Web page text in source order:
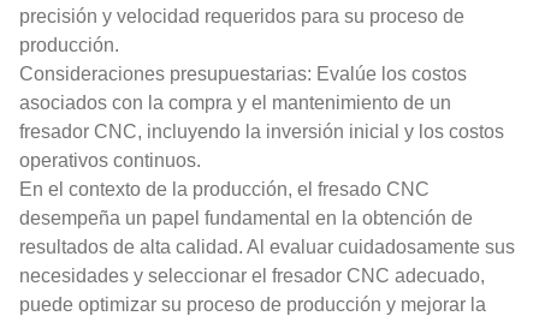
precisión y velocidad requeridos para su proceso de
producción.
Consideraciones presupuestarias: Evalúe los costos
asociados con la compra y el mantenimiento de un
fresador CNC, incluyendo la inversión inicial y los costos
operativos continuos.
En el contexto de la producción, el fresado CNC
desempeña un papel fundamental en la obtención de
resultados de alta calidad. Al evaluar cuidadosamente sus
necesidades y seleccionar el fresador CNC adecuado,
puede optimizar su proceso de producción y mejorar la